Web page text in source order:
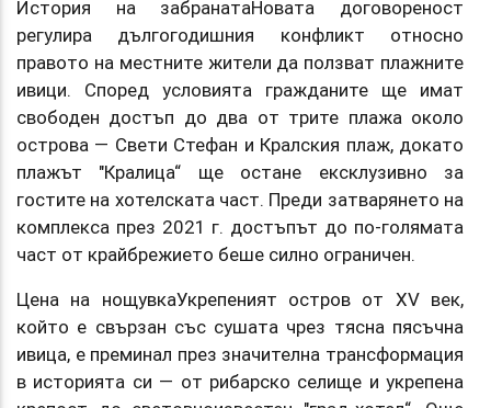
История на забранатаНовата договореност
регулира дългогодишния конфликт относно
правото на местните жители да ползват плажните
ивици. Според условията гражданите ще имат
свободен достъп до два от трите плажа около
острова — Свети Стефан и Кралския плаж, докато
плажът "Кралица“ ще остане ексклузивно за
гостите на хотелската част. Преди затварянето на
комплекса през 2021 г. достъпът до по-голямата
част от крайбрежието беше силно ограничен.
Цена на нощувкаУкрепеният остров от XV век,
който е свързан със сушата чрез тясна пясъчна
ивица, е преминал през значителна трансформация
в историята си — от рибарско селище и укрепена